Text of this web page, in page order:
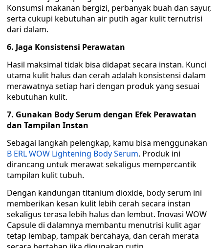
Konsumsi makanan bergizi, perbanyak buah dan sayur,
serta cukupi kebutuhan air putih agar kulit ternutrisi
dari dalam.
6. Jaga Konsistensi Perawatan
Hasil maksimal tidak bisa didapat secara instan. Kunci
utama kulit halus dan cerah adalah konsistensi dalam
merawatnya setiap hari dengan produk yang sesuai
kebutuhan kulit.
7. Gunakan Body Serum dengan Efek Perawatan
dan Tampilan Instan
Sebagai langkah pelengkap, kamu bisa menggunakan
B ERL WOW Lightening Body Serum. Produk ini
dirancang untuk merawat sekaligus mempercantik
tampilan kulit tubuh.
Dengan kandungan titanium dioxide, body serum ini
memberikan kesan kulit lebih cerah secara instan
sekaligus terasa lebih halus dan lembut. Inovasi WOW
Capsule di dalamnya membantu menutrisi kulit agar
tetap lembap, tampak bercahaya, dan cerah merata